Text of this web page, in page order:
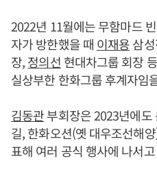
2022년 11월에는 무함마드
자가 방한했을 때 이재용삼
장,정의선 현대차그룹 회장
실상부한 한화그룹 후계자임
김동관부회장은 2023년에도
길, 한화오션(옛 대우조선해
표해 여러 공식 행사에 나서